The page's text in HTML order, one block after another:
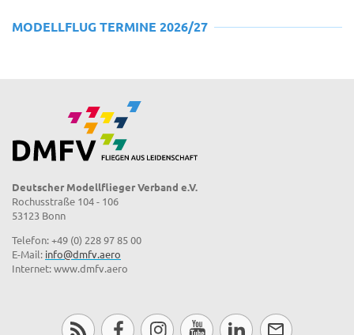
MODELLFLUG TERMINE 2026/27
Deutscher Modellflieger Verband e.V.
Rochusstraße 104 - 106
53123 Bonn
Telefon: +49 (0) 228 97 85 00
E-Mail: info@dmfv.aero
Internet: www.dmfv.aero